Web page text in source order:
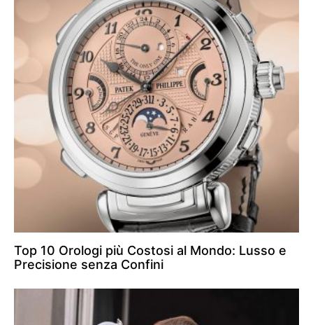
Top 10 Orologi più Costosi al Mondo: Lusso e
Precisione senza Confini